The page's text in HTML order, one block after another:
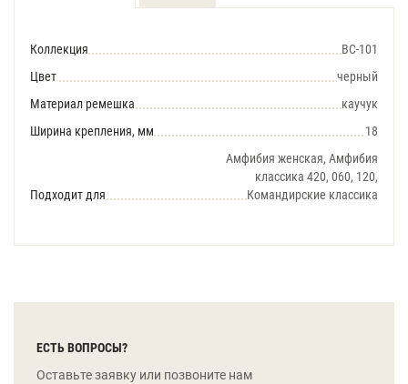
Коллекция
BC-101
Цвет
черный
Материал ремешка
каучук
Ширина крепления, мм
18
Подходит для
Амфибия женская, Амфибия
классика 420, 060, 120,
Командирские классика
ЕСТЬ ВОПРОСЫ?
Оставьте заявку или позвоните нам